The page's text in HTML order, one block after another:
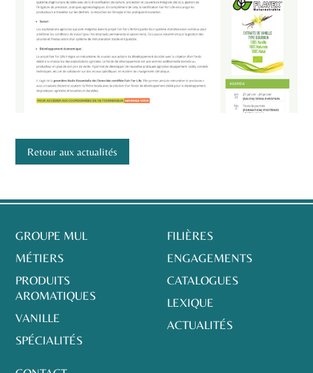
Retour aux actualités
GROUPE MUL
MÉTIERS
PRODUITS
AROMATIQUES
VANILLE
SPÉCIALITÉS
FILIÈRES
ENGAGEMENTS
CATALOGUES
LEXIQUE
ACTUALITÉS